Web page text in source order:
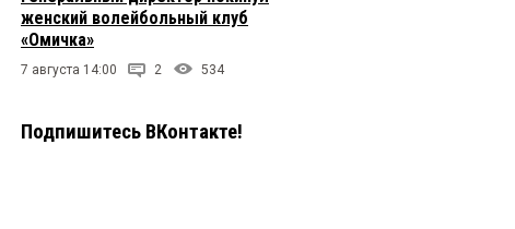
женский волейбольный клуб
«Омичка»
7 августа 14:00 2 534
Подпишитесь ВКонтакте!